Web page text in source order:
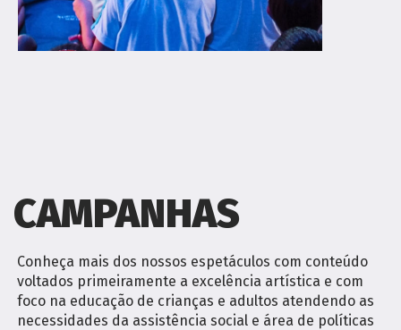
CAMPANHAS
Conheça mais dos nossos espetáculos com conteúdo
voltados primeiramente a excelência artística e com
foco na educação de crianças e adultos atendendo as
necessidades da assistência social e área de políticas